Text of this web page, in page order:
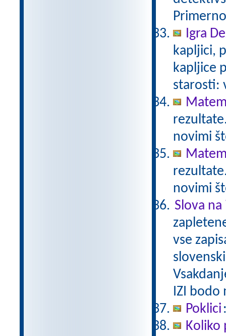
Igra
kapljici,
kapljice
starosti:
novimi
novimi
Slova na
vse
IZI bodo
Poklici
Koliko